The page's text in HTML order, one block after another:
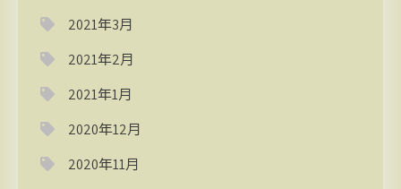
2021年3月
2021年2月
2021年1月
2020年12月
2020年11月